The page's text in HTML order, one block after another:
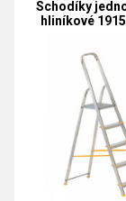
Schodíky
hliníkové